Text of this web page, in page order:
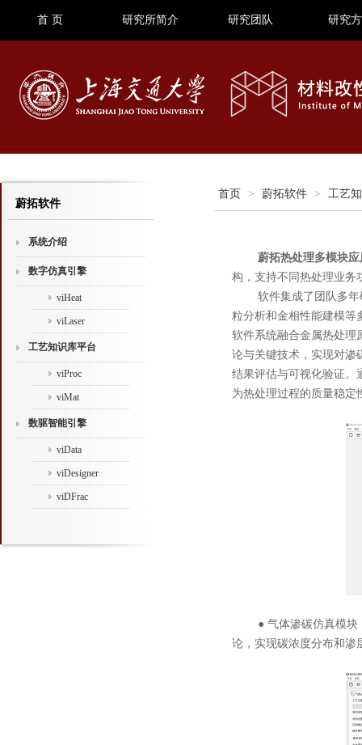
首 页 研究所简介 研究团队 研究
蔚拓软件
系统介绍
数字仿真引擎
viHeat
viLaser
工艺知识库平台
viProc
viMat
数驱智能引擎
viData
viDesigner
viDFrac
首页 > 蔚拓软件 > 工艺
蔚拓热处理多模块应
构，支持不同热处理业务
软件集成了团队多年研
粒分析和金相性能建模等
软件系统融合金属热处理
论与关键技术，实现对渗
结果评估与可视化验证。
为热处理过程的质量稳定
● 气体渗碳仿真模块：
论，实现碳浓度分布和渗